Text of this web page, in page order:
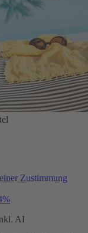
Zustimmung
AI